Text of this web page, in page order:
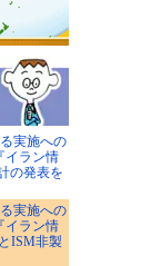
実施への
イラン情
の発表を
実施への
イラン情
ISM非製